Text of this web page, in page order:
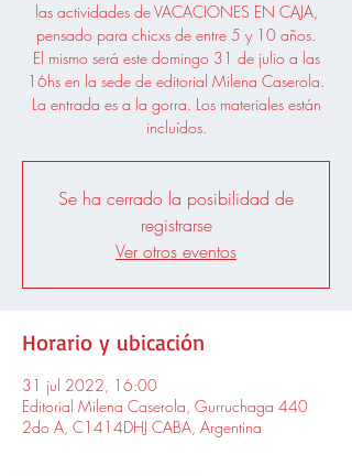
las actividades de VACACIONES EN CAJA,
pensado para chicxs de entre 5 y 10 años.
El mismo será este domingo 31 de julio a las
16hs en la sede de editorial Milena Caserola.
La entrada es a la gorra. Los materiales están
incluídos.
Se ha cerrado la posibilidad de
registrarse
Ver otros eventos
Horario y ubicación
31 jul 2022, 16:00
Editorial Milena Caserola, Gurruchaga 440
2do A, C1414DHJ CABA, Argentina